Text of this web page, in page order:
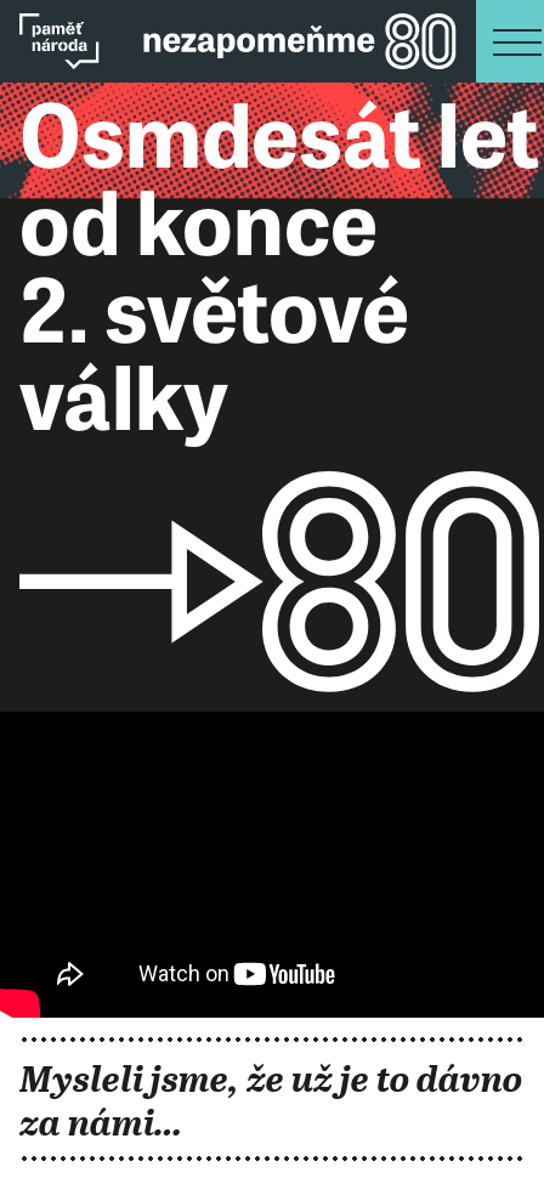
Osmdesát let
od konce
2. světové
války
Mysleli jsme, že už je to dávno
za námi…